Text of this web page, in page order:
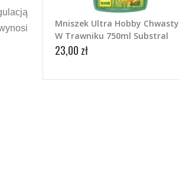
Mniszek Ultra Hobby Chwasty
W Trawniku 750ml Substral
23,00 zł